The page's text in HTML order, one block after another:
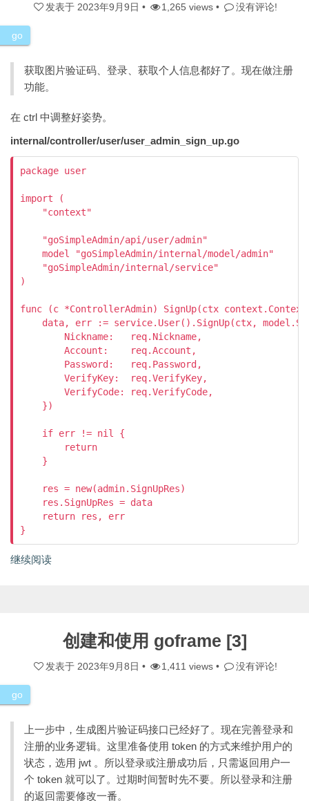
发表于 2023年9月9日 • 1,265 views • 没有评论!
go
获取图片验证码、登录、获取个人信息都好了。现在做注册
功能。
在 ctrl 中调整好姿势。
internal/controller/user/user_admin_sign_up.go
package user
import (
    "context"
    "goSimpleAdmin/api/user/admin"
    model "goSimpleAdmin/internal/model/admin"
    "goSimpleAdmin/internal/service"
)
func (c *ControllerAdmin) SignUp(ctx
data, err := service.User().SignUp(ctx,
        Nickname:   req.Nickname,
        Account:    req.Account,
        Password:   req.Password,
        VerifyKey:  req.VerifyKey,
        VerifyCode: req.VerifyCode,
    })
    if err != nil {
        return
    }
    res = new(admin.SignUpRes)
    res.SignUpRes = data
    return res, err
}
继续阅读
创建和使用 goframe [3]
发表于 2023年9月8日 • 1,411 views • 没有评论!
go
上一步中，生成图片验证码接口已经好了。现在完善登录和
注册的业务逻辑。这里准备使用 token 的方式来维护用户的
状态，选用 jwt 。所以登录或注册成功后，只需返回用户一
个 token 就可以了。过期时间暂时先不要。所以登录和注册
的返回需要修改一番。